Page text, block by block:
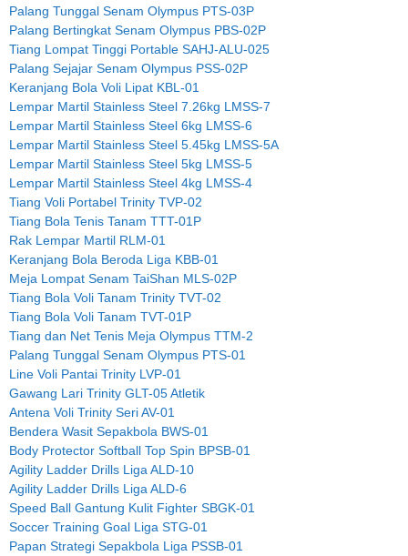
Palang Tunggal Senam Olympus PTS-03P
Palang Bertingkat Senam Olympus PBS-02P
Tiang Lompat Tinggi Portable SAHJ-ALU-025
Palang Sejajar Senam Olympus PSS-02P
Keranjang Bola Voli Lipat KBL-01
Lempar Martil Stainless Steel 7.26kg LMSS-7
Lempar Martil Stainless Steel 6kg LMSS-6
Lempar Martil Stainless Steel 5.45kg LMSS-5A
Lempar Martil Stainless Steel 5kg LMSS-5
Lempar Martil Stainless Steel 4kg LMSS-4
Tiang Voli Portabel Trinity TVP-02
Tiang Bola Tenis Tanam TTT-01P
Rak Lempar Martil RLM-01
Keranjang Bola Beroda Liga KBB-01
Meja Lompat Senam TaiShan MLS-02P
Tiang Bola Voli Tanam Trinity TVT-02
Tiang Bola Voli Tanam TVT-01P
Tiang dan Net Tenis Meja Olympus TTM-2
Palang Tunggal Senam Olympus PTS-01
Line Voli Pantai Trinity LVP-01
Gawang Lari Trinity GLT-05 Atletik
Antena Voli Trinity Seri AV-01
Bendera Wasit Sepakbola BWS-01
Body Protector Softball Top Spin BPSB-01
Agility Ladder Drills Liga ALD-10
Agility Ladder Drills Liga ALD-6
Speed Ball Gantung Kulit Fighter SBGK-01
Soccer Training Goal Liga STG-01
Papan Strategi Sepakbola Liga PSSB-01